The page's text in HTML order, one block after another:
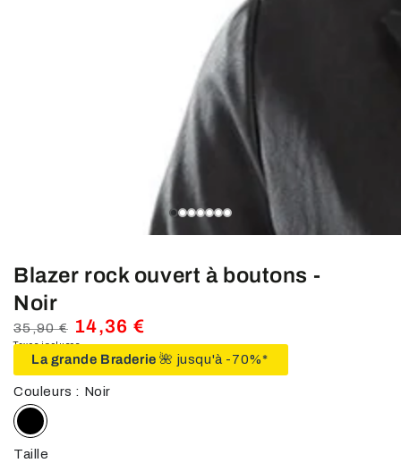
modal
slide_0
slide_current
slide_1
slide_2
slide_3
slide_4
slide_5
slide_6
Blazer rock ouvert à boutons -
Noir
Prix
normal
35,90 €
Prix
de
vente
14,36 €
Taxes incluses.
La grande Braderie 🌺 jusqu'à -70%*
Couleurs : Noir
Taille